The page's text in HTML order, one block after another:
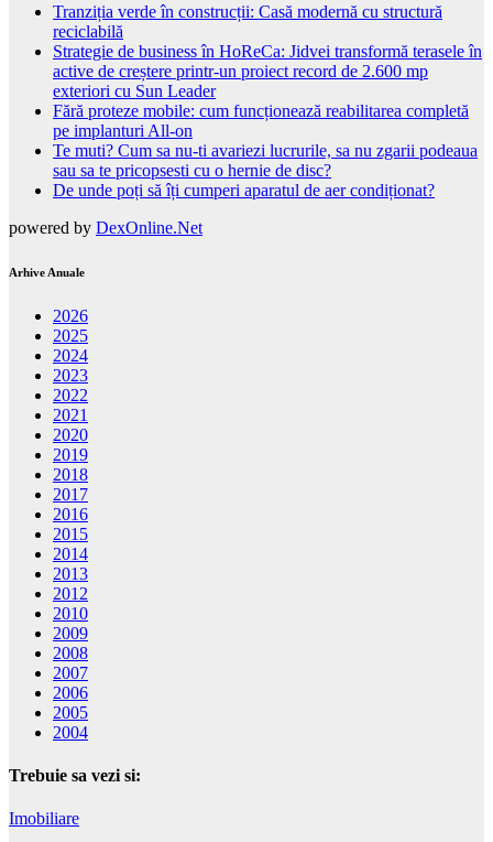
Tranziția verde în construcții: Casă modernă cu structură
reciclabilă
Strategie de business în HoReCa: Jidvei transformă terasele în
active de creștere printr-un proiect record de 2.600 mp
exteriori cu Sun Leader
Fără proteze mobile: cum funcționează reabilitarea completă
pe implanturi All-on
Te muti? Cum sa nu-ti avariezi lucrurile, sa nu zgarii podeaua
sau sa te pricopsesti cu o hernie de disc?
De unde poți să îți cumperi aparatul de aer condiționat?
powered by DexOnline.Net
Arhive Anuale
2026
2025
2024
2023
2022
2021
2020
2019
2018
2017
2016
2015
2014
2013
2012
2010
2009
2008
2007
2006
2005
2004
Trebuie sa vezi si:
Imobiliare